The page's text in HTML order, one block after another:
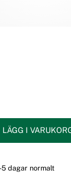
LÄGG I
dagar normalt